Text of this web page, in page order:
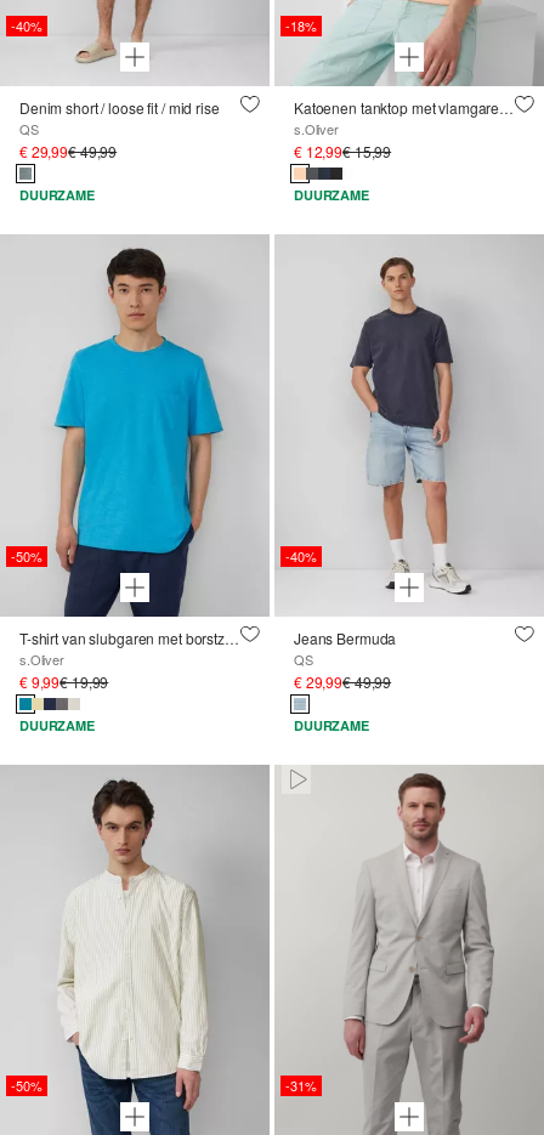
-40%
Denim short / loose fit / mid rise
QS
€ 29,99€ 49,99
DUURZAME
-18%
Katoenen tanktop met vlamgarenstructuur
s.Oliver
€ 12,99€ 15,99
DUURZAME
-50%
T-shirt van slubgaren met borstzak en onafgewerkte randen
s.Oliver
€ 9,99€ 19,99
DUURZAME
-40%
Jeans Bermuda
QS
€ 29,99€ 49,99
DUURZAME
-50%
Paused • Muted
-31%